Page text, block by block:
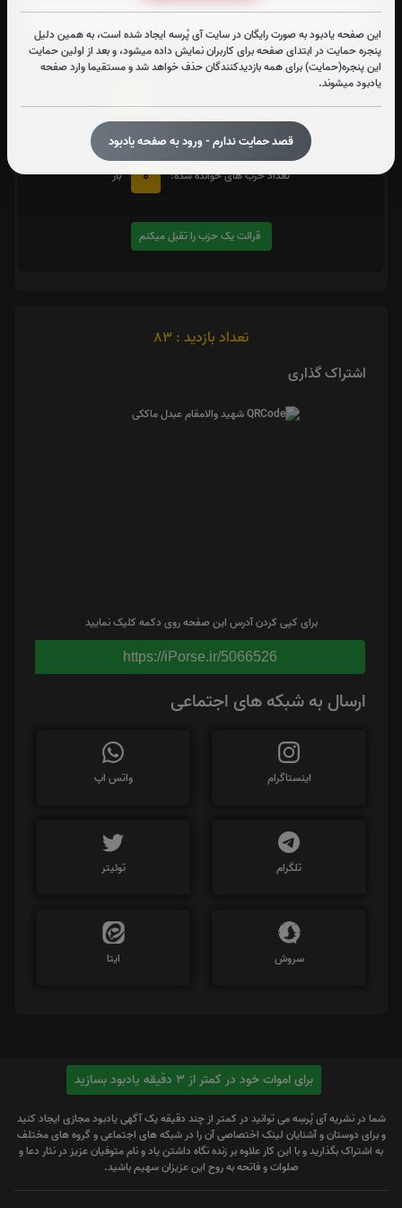
این صفحه یادبود به صورت رایگان در سایت آی پُرسه ایجاد شده است، به همین دلیل
پنجره حمایت در ابتدای صفحه برای کاربران نمایش داده میشود، و بعد از اولین حمایت
این پنجره(حمایت) برای همه بازدیدکنندگان حذف خواهد شد و مستقیما وارد صفحه
یادبود میشوند.
قصد حمایت ندارم - ورود به صفحه یادبود
متن زیارت شهدا
در صورت تمایل با کلیک بر روی دکمه زیر قرائتیک حزبرا تقبل کنید. بعد از کلیک
کردن سامانه شماره و صوت اولین حزب خوانده نشده را نمایش میدهد
تعداد حزب های خوانده شده:
0 بار
قرائت یک حزب را تقبل میکنم
تعداد بازدید : 83
اشتراک گذاری
برای کپی کردن آدرس این صفحه روی دکمه کلیک نمایید
https://iPorse.ir/5066526
ارسال به شبکه های اجتماعی
اینستاگرام واتس اپ
تلگرام توئیتر
سروش ایتا
برای اموات خود در کمتر از 3 دقیقه یادبود بسازید
شما در نشریه آی پُرسِه می توانید در کمتر از چند دقیقه یک آگهی یادبود مجازی ایجاد کنید
و برای دوستان و آشنایان لینک اختصاصی آن را در شبکه های اجتماعی و گروه های مختلف
به اشتراک بگذارید و با این کار علاوه بر زنده نگاه داشتن یاد و نام متوفیان عزیز در نثار دعا و
صلوات و فاتحه به روح این عزیزان سهیم باشید.